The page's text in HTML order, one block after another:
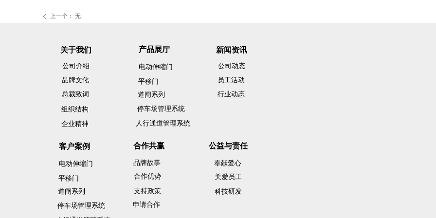
ꄴ 上一个： 无
关于我们
公司介绍
品牌文化
总裁致词
组织结构
企业精神
产品展厅
电动伸缩门
平移门
道闸系列
停车场管理系统
人行通道管理系统
新闻资讯
公司动态
员工活动
行业动态
电动伸缩门
客户案例
平移门
道闸系列
停车场管理系统
合作共赢
品牌故事
合作优势
支持政策
申请合作
公益与责任
奉献爱心
关爱员工
科技研发